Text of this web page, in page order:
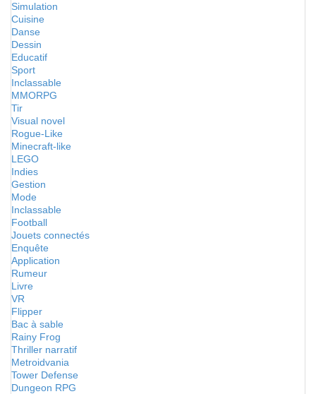
Simulation
Cuisine
Danse
Dessin
Educatif
Sport
Inclassable
MMORPG
Tir
Visual novel
Rogue-Like
Minecraft-like
LEGO
Indies
Gestion
Mode
Inclassable
Football
Jouets connectés
Enquête
Application
Rumeur
Livre
VR
Flipper
Bac à sable
Rainy Frog
Thriller narratif
Metroidvania
Tower Defense
Dungeon RPG